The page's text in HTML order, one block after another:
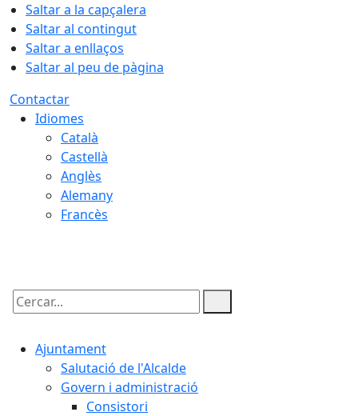
Saltar a la capçalera
Saltar al contingut
Saltar a enllaços
Saltar al peu de pàgina
Contactar
Idiomes
Català
Castellà
Anglès
Alemany
Francès
Cercar:
Ajuntament
Salutació de l'Alcalde
Govern i administració
Consistori